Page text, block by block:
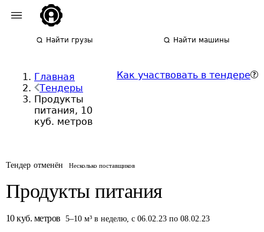
Найти грузы Найти машины
Главная
Тендеры
Продукты
питания, 10
куб. метров
Как участвовать в тендере
Тендер отменён Несколько поставщиков
Продукты питания
10 куб. метров 5–10 м³ в неделю, с 06.02.23 по 08.02.23